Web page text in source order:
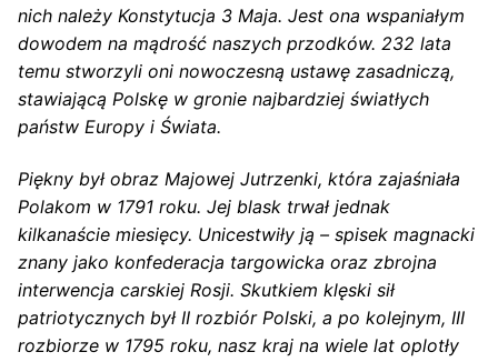
nich należy Konstytucja 3 Maja. Jest ona wspaniałym
dowodem na mądrość naszych przodków. 232 lata
temu stworzyli oni nowoczesną ustawę zasadniczą,
stawiającą Polskę w gronie najbardziej światłych
państw Europy i Świata.
Piękny był obraz Majowej Jutrzenki, która zajaśniała
Polakom w 1791 roku. Jej blask trwał jednak
kilkanaście miesięcy. Unicestwiły ją – spisek magnacki
znany jako konfederacja targowicka oraz zbrojna
interwencja carskiej Rosji. Skutkiem klęski sił
patriotycznych był II rozbiór Polski, a po kolejnym, III
rozbiorze w 1795 roku, nasz kraj na wiele lat oplotły